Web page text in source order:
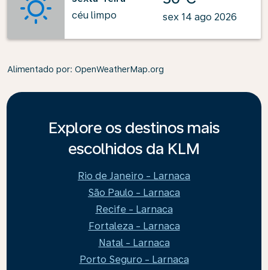
céu limpo
sex 14 ago 2026
Alimentado por: OpenWeatherMap.org
Explore os destinos mais
escolhidos da KLM
Rio de Janeiro - Larnaca
São Paulo - Larnaca
Recife - Larnaca
Fortaleza - Larnaca
Natal - Larnaca
Porto Seguro - Larnaca